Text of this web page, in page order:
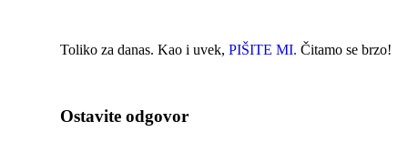
Toliko za danas. Kao i uvek, PIŠITE MI. Čitamo se brzo!
Ostavite odgovor